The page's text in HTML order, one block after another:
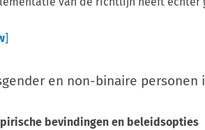
]
en non-binaire
bevindingen en beleidsopties